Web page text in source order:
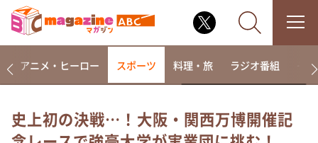
なるみ・岡村の過ぎるTV
アニメ・ヒーロー スポーツ 料理・旅 ラジオ番組 そ
史上初の決戦…！大阪・関西万博開催記